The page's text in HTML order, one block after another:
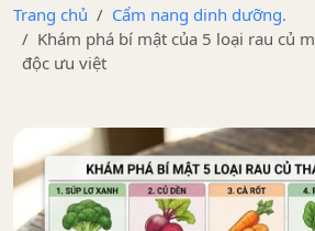
Trang chủ
Cẩm nang dinh dưỡng.
Khám phá bí mật của 5 loại rau củ
độc ưu việt